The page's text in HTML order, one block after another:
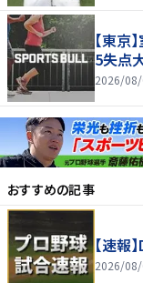
【東京
5失点
2026/
おすすめの記事
【速報
2026/